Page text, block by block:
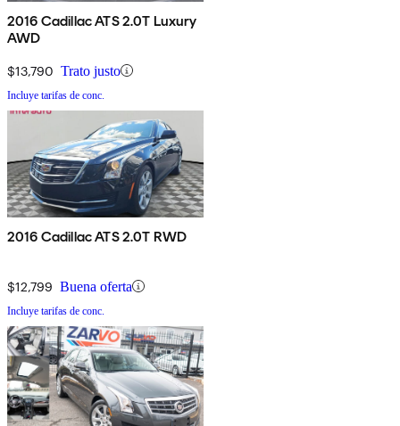
2016 Cadillac ATS 2.0T Luxury
AWD
$13,790 Trato justo
Incluye tarifas de conc.
2016 Cadillac ATS 2.0T RWD
$12,799 Buena oferta
Incluye tarifas de conc.